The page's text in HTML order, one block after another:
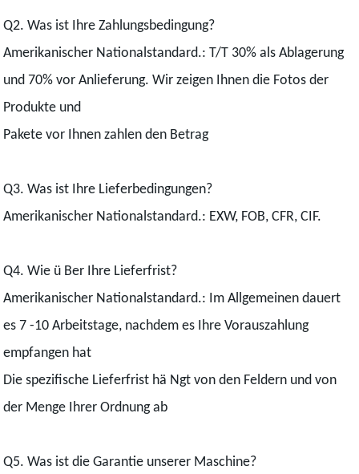
Q2. Was ist Ihre Zahlungsbedingung?
Amerikanischer Nationalstandard.: T/T 30% als Ablagerung
und 70% vor Anlieferung. Wir zeigen Ihnen die Fotos der
Produkte und
Pakete vor Ihnen zahlen den Betrag
Q3. Was ist Ihre Lieferbedingungen?
Amerikanischer Nationalstandard.: EXW, FOB, CFR, CIF.
Q4. Wie ü Ber Ihre Lieferfrist?
Amerikanischer Nationalstandard.: Im Allgemeinen dauert
es 7 -10 Arbeitstage, nachdem es Ihre Vorauszahlung
empfangen hat
Die spezifische Lieferfrist hä Ngt von den Feldern und von
der Menge Ihrer Ordnung ab
Q5. Was ist die Garantie unserer Maschine?